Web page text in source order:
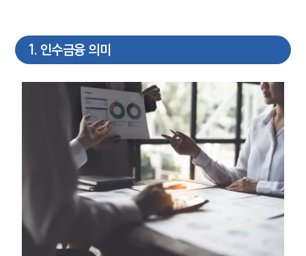
1. 인수금융 의미